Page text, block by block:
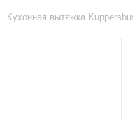
Кухонная вытяжка